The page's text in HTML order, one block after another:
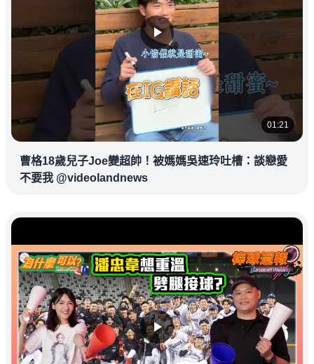
01:21
曹格18歲兒子Joe變超帥！被媽媽吳速玲吐槽：談戀愛
不要我 @videolandnews